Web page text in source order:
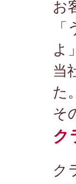
お
よ
当
た
そ
ク
ク